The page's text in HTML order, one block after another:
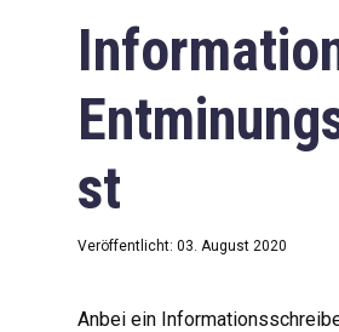
st
Veröffentlicht: 03. August 2020
Anbei ein